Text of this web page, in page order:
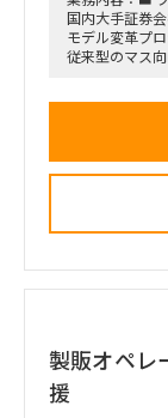
なくなる想定
・勝田出張以
・必要に応じ
国内大手証券
モデル変革プロ
従来型のマス
戦略ファーム
動変容までを
■ 担当いただ
身の企画検討」
単なる進捗管
IT（AI）の両
■ 具体的な業務
富裕層向けセ
製販オペレ
援